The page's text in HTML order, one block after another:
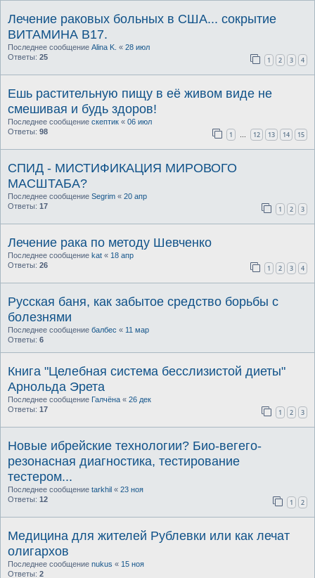
Лечение раковых больных в США... сокрытие
ВИТАМИНА В17.
Последнее сообщение Alina K. « 28 июл
Ответы: 25 1 2 3 4
Ешь растительную пищу в её живом виде не
смешивая и будь здоров!
Последнее сообщение скептик « 06 июл
Ответы: 98 1 … 12 13 14 15
СПИД - МИСТИФИКАЦИЯ МИРОВОГО
МАСШТАБА?
Последнее сообщение Segrim « 20 апр
Ответы: 17 1 2 3
Лечение рака по методу Шевченко
Последнее сообщение kat « 18 апр
Ответы: 26 1 2 3 4
Русская баня, как забытое средство борьбы с
болезнями
Последнее сообщение балбес « 11 мар
Ответы: 6
Книга "Целебная система бесслизистой диеты"
Арнольда Эрета
Последнее сообщение Галчёна « 26 дек
Ответы: 17 1 2 3
Новые ибрейские технологии? Био-вегего-
резонасная диагностика, тестирование
тестером...
Последнее сообщение tarkhil « 23 ноя
Ответы: 12 1 2
Медицина для жителей Рублевки или как лечат
олигархов
Последнее сообщение nukus « 15 ноя
Ответы: 2